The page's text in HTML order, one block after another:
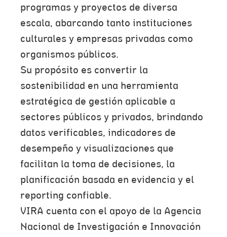
programas y proyectos de diversa
escala, abarcando tanto instituciones
culturales y empresas privadas como
organismos públicos.
Su propósito es convertir la
sostenibilidad en una herramienta
estratégica de gestión aplicable a
sectores públicos y privados, brindando
datos verificables, indicadores de
desempeño y visualizaciones que
facilitan la toma de decisiones, la
planificación basada en evidencia y el
reporting confiable.
VIRA cuenta con el apoyo de la Agencia
Nacional de Investigación e Innovación